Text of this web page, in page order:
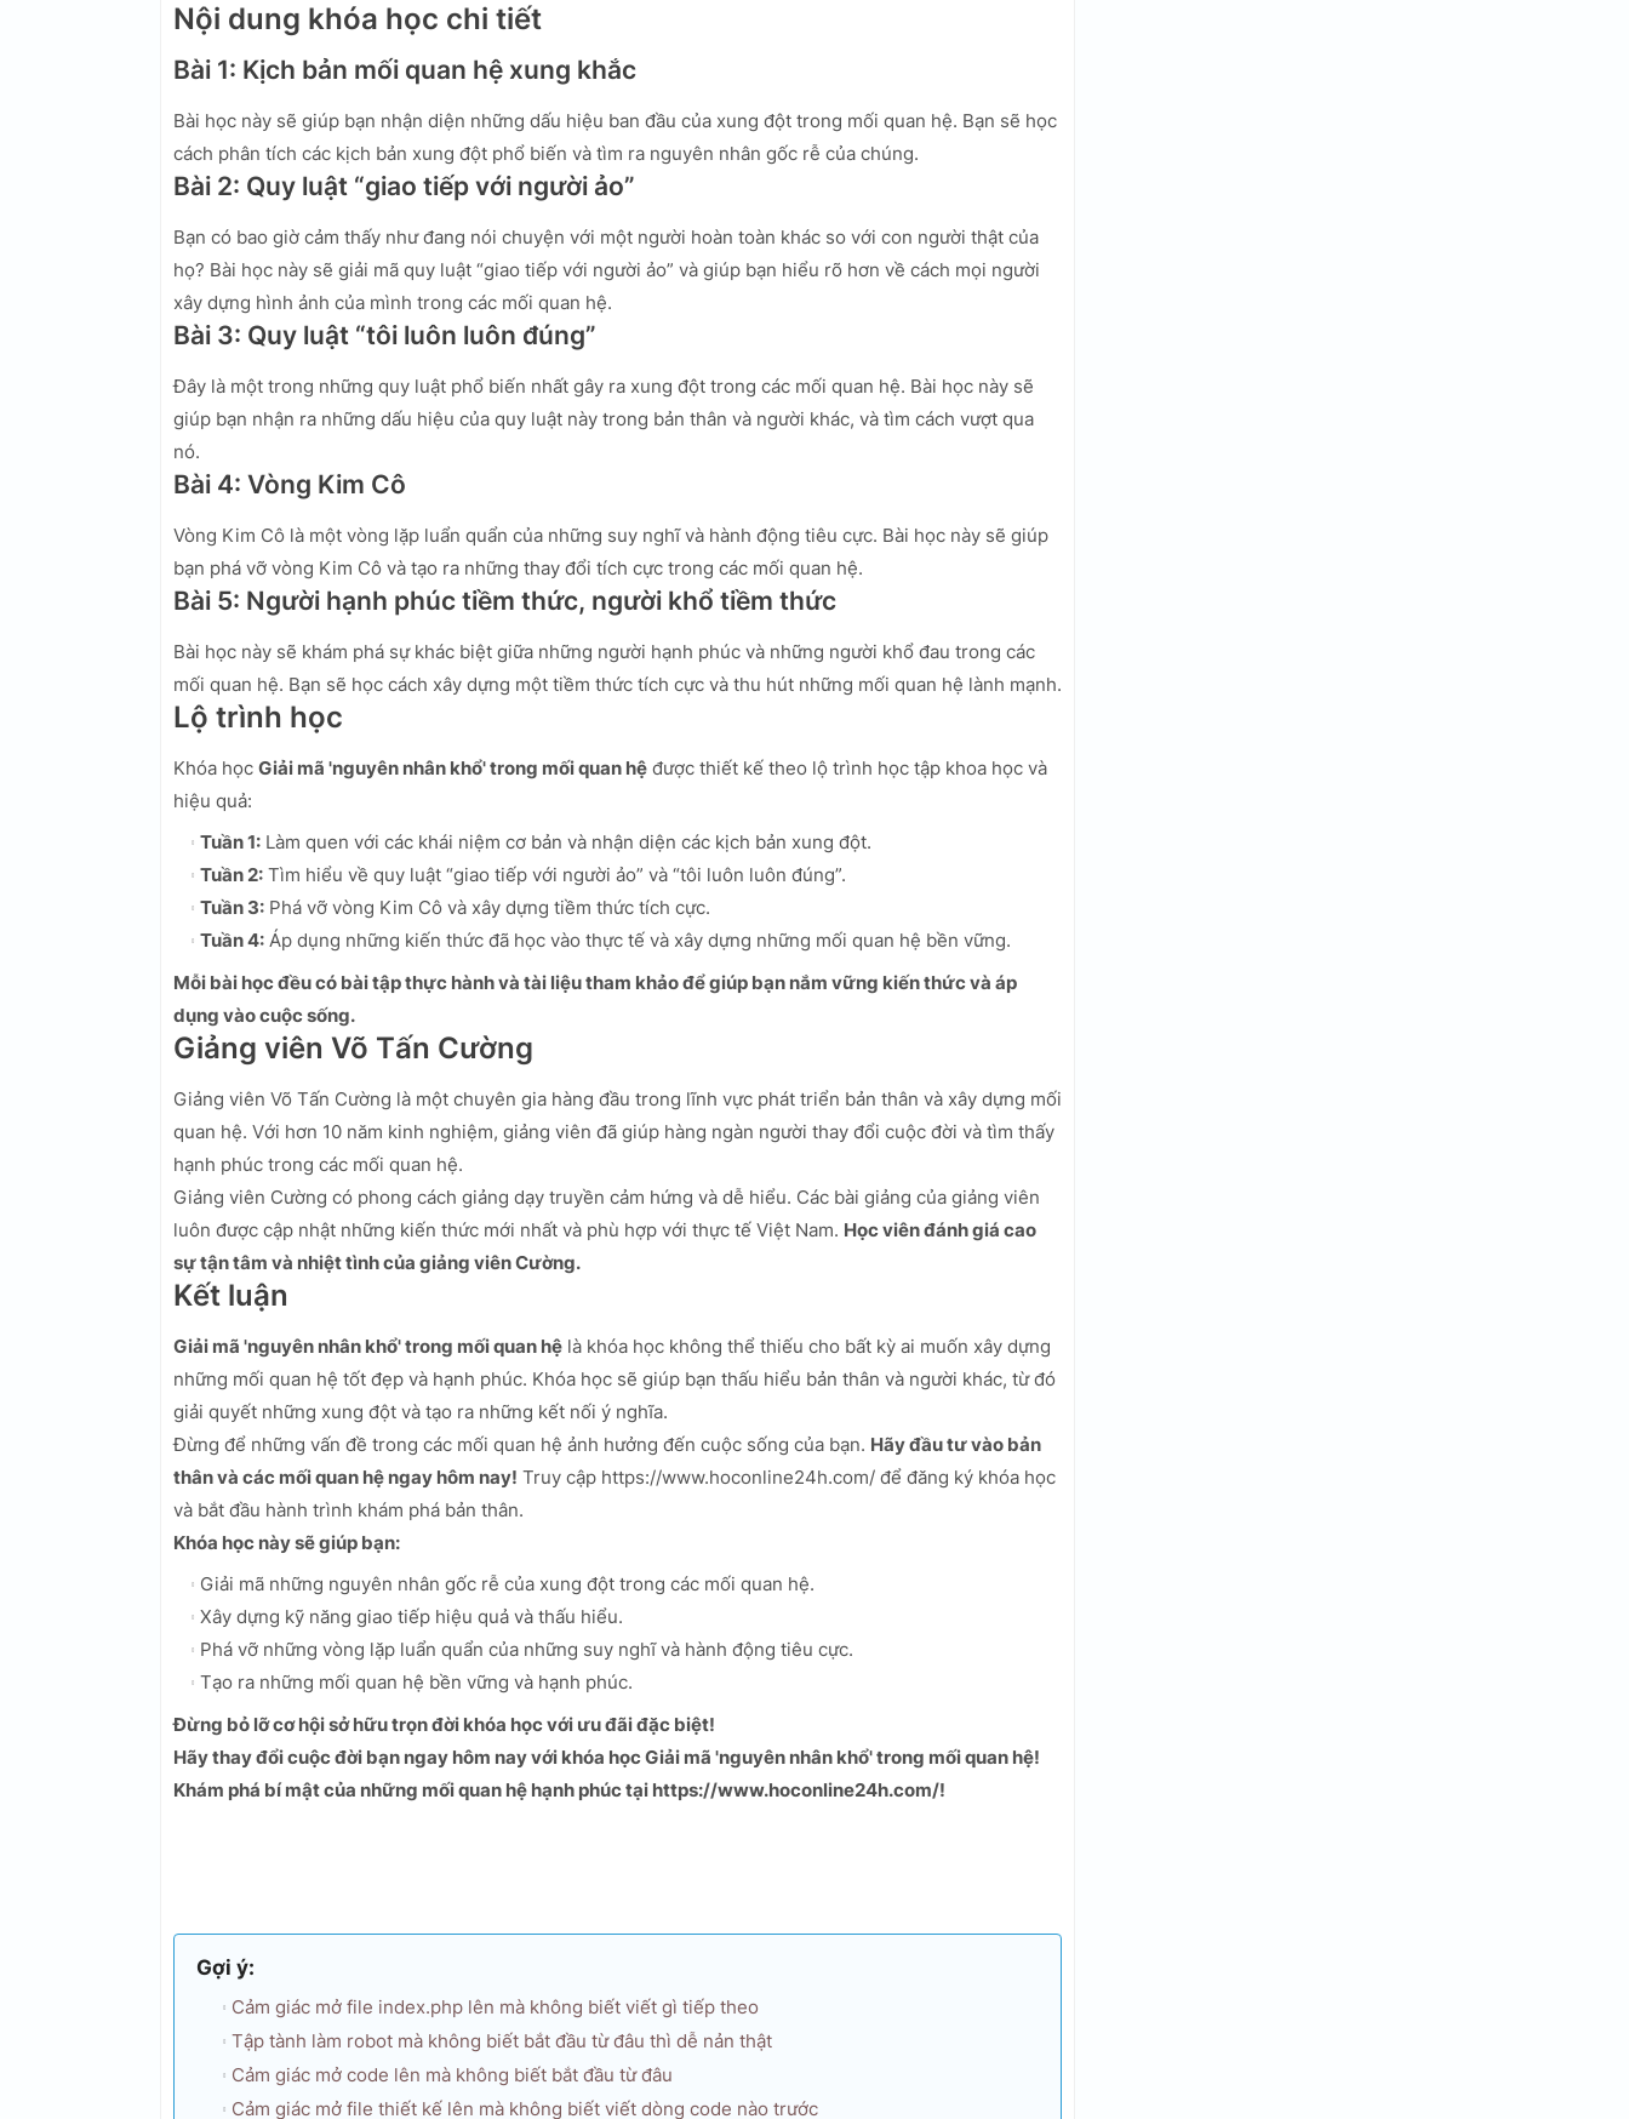
Nội dung khóa học chi tiết
Bài 1: Kịch bản mối quan hệ xung khắc
Bài học này sẽ giúp bạn nhận diện những dấu hiệu ban đầu của xung đột trong mối quan hệ. Bạn sẽ học
cách phân tích các kịch bản xung đột phổ biến và tìm ra nguyên nhân gốc rễ của chúng.
Bài 2: Quy luật “giao tiếp với người ảo”
Bạn có bao giờ cảm thấy như đang nói chuyện với một người hoàn toàn khác so với con người thật của
họ? Bài học này sẽ giải mã quy luật “giao tiếp với người ảo” và giúp bạn hiểu rõ hơn về cách mọi người
xây dựng hình ảnh của mình trong các mối quan hệ.
Bài 3: Quy luật “tôi luôn luôn đúng”
Đây là một trong những quy luật phổ biến nhất gây ra xung đột trong các mối quan hệ. Bài học này sẽ
giúp bạn nhận ra những dấu hiệu của quy luật này trong bản thân và người khác, và tìm cách vượt qua
nó.
Bài 4: Vòng Kim Cô
Vòng Kim Cô là một vòng lặp luẩn quẩn của những suy nghĩ và hành động tiêu cực. Bài học này sẽ giúp
bạn phá vỡ vòng Kim Cô và tạo ra những thay đổi tích cực trong các mối quan hệ.
Bài 5: Người hạnh phúc tiềm thức, người khổ tiềm thức
Bài học này sẽ khám phá sự khác biệt giữa những người hạnh phúc và những người khổ đau trong các
mối quan hệ. Bạn sẽ học cách xây dựng một tiềm thức tích cực và thu hút những mối quan hệ lành mạnh.
Lộ trình học
Khóa học Giải mã 'nguyên nhân khổ' trong mối quan hệ được thiết kế theo lộ trình học tập khoa học và
hiệu quả:
Tuần 1: Làm quen với các khái niệm cơ bản và nhận diện các kịch bản xung đột.
Tuần 2: Tìm hiểu về quy luật “giao tiếp với người ảo” và “tôi luôn luôn đúng”.
Tuần 3: Phá vỡ vòng Kim Cô và xây dựng tiềm thức tích cực.
Tuần 4: Áp dụng những kiến thức đã học vào thực tế và xây dựng những mối quan hệ bền vững.
Mỗi bài học đều có bài tập thực hành và tài liệu tham khảo để giúp bạn nắm vững kiến thức và áp
dụng vào cuộc sống.
Giảng viên Võ Tấn Cường
Giảng viên Võ Tấn Cường là một chuyên gia hàng đầu trong lĩnh vực phát triển bản thân và xây dựng mối
quan hệ. Với hơn 10 năm kinh nghiệm, giảng viên đã giúp hàng ngàn người thay đổi cuộc đời và tìm thấy
hạnh phúc trong các mối quan hệ.
Giảng viên Cường có phong cách giảng dạy truyền cảm hứng và dễ hiểu. Các bài giảng của giảng viên
luôn được cập nhật những kiến thức mới nhất và phù hợp với thực tế Việt Nam. Học viên đánh giá cao
sự tận tâm và nhiệt tình của giảng viên Cường.
Kết luận
Giải mã 'nguyên nhân khổ' trong mối quan hệ là khóa học không thể thiếu cho bất kỳ ai muốn xây dựng
những mối quan hệ tốt đẹp và hạnh phúc. Khóa học sẽ giúp bạn thấu hiểu bản thân và người khác, từ đó
giải quyết những xung đột và tạo ra những kết nối ý nghĩa.
Đừng để những vấn đề trong các mối quan hệ ảnh hưởng đến cuộc sống của bạn. Hãy đầu tư vào bản
thân và các mối quan hệ ngay hôm nay! Truy cập https://www.hoconline24h.com/ để đăng ký khóa học
và bắt đầu hành trình khám phá bản thân.
Khóa học này sẽ giúp bạn:
Giải mã những nguyên nhân gốc rễ của xung đột trong các mối quan hệ.
Xây dựng kỹ năng giao tiếp hiệu quả và thấu hiểu.
Phá vỡ những vòng lặp luẩn quẩn của những suy nghĩ và hành động tiêu cực.
Tạo ra những mối quan hệ bền vững và hạnh phúc.
Đừng bỏ lỡ cơ hội sở hữu trọn đời khóa học với ưu đãi đặc biệt!
Hãy thay đổi cuộc đời bạn ngay hôm nay với khóa học Giải mã 'nguyên nhân khổ' trong mối quan hệ!
Khám phá bí mật của những mối quan hệ hạnh phúc tại https://www.hoconline24h.com/!
Gợi ý:
Cảm giác mở file index.php lên mà không biết viết gì tiếp theo
Tập tành làm robot mà không biết bắt đầu từ đâu thì dễ nản thật
Cảm giác mở code lên mà không biết bắt đầu từ đâu
Cảm giác mở file thiết kế lên mà không biết viết dòng code nào trước